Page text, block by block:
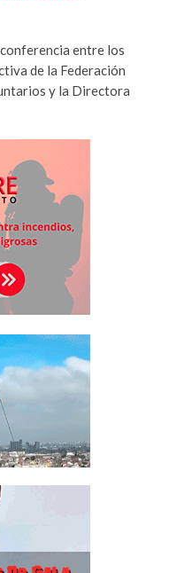
entre los
de la Federación
y la Directora